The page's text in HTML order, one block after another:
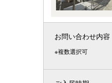
お問い合わせ内容
※複数選択可